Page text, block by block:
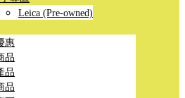
Leica (Pre-owned)
惠
品
品
品